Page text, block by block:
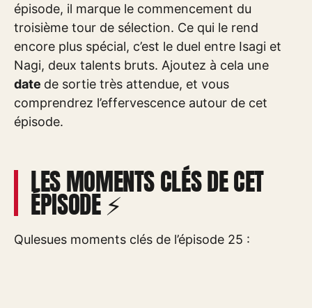
épisode, il marque le commencement du
troisième tour de sélection. Ce qui le rend
encore plus spécial, c’est le duel entre Isagi et
Nagi, deux talents bruts. Ajoutez à cela une
date de sortie très attendue, et vous
comprendrez l’effervescence autour de cet
épisode.
LES MOMENTS CLÉS DE CET
ÉPISODE ⚡
Qulesues moments clés de l’épisode 25 :